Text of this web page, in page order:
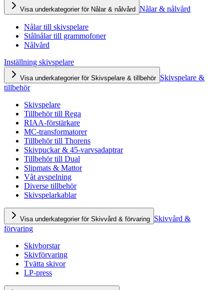
Visa underkategorier för Nålar & nålvård Nålar & nålvård
Nålar till skivspelare
Stålnålar till grammofoner
Nålvård
Inställning skivspelare
Visa underkategorier för Skivspelare & tillbehör Skivspelare &
tillbehör
Skivspelare
Tillbehör till Rega
RIAA-förstärkare
MC-transformatorer
Tillbehör till Thorens
Skivpuckar & 45-varvsadaptrar
Tillbehör till Dual
Slipmats & Mattor
Våt avspelning
Diverse tillbehör
Skivspelarkablar
Visa underkategorier för Skivvård & förvaring Skivvård &
förvaring
Skivborstar
Skivförvaring
Tvätta skivor
LP-press